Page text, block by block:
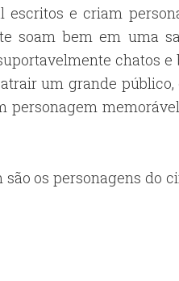
e criam
soam bem em uma
chatos e
um grande público,
personagem
os personagens do